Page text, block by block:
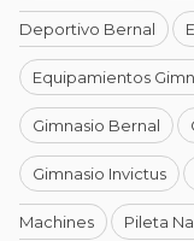
Deportivo Bernal
Equipamientos
Gimnasio Bernal
Gimnasio Invictus
Machines Pileta